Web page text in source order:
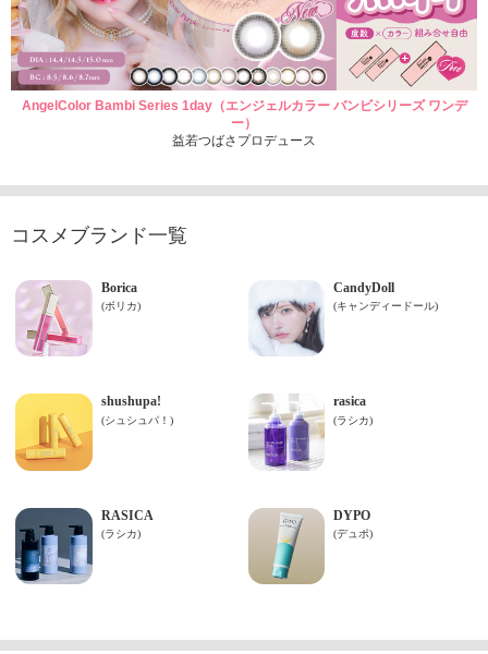
AngelColor Bambi Series 1day（エンジェルカラー バンビシリーズ ワンデ
ー）
益若つばさプロデュース
コスメブランド一覧